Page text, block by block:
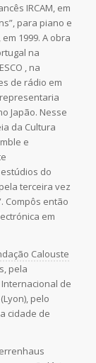
IRCAM, em
para piano e
1999. A obra
na
, na
de rádio em
Japão. Nesse
da Cultura
e
do
terceira vez
Compôs então
em
Calouste
pela
de
pelo
cidade de